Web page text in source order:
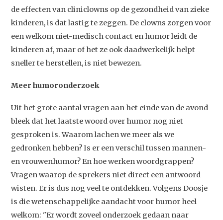
Studium Generale
Home
Agenda
Video
Podcast
Artikelen
Contact
de effecten van cliniclowns op de gezondheid van zieke
kinderen, is dat lastig te zeggen. De clowns zorgen voor
een welkom niet-medisch contact en humor leidt de
kinderen af, maar of het ze ook daadwerkelijk helpt
sneller te herstellen, is niet bewezen.
Meer humoronderzoek
Uit het grote aantal vragen aan het einde van de avond
bleek dat het laatste woord over humor nog niet
gesproken is. Waarom lachen we meer als we
gedronken hebben? Is er een verschil tussen mannen-
en vrouwenhumor? En hoe werken woordgrappen?
Vragen waarop de sprekers niet direct een antwoord
wisten. Er is dus nog veel te ontdekken. Volgens Doosje
is die wetenschappelijke aandacht voor humor heel
welkom: "Er wordt zoveel onderzoek gedaan naar